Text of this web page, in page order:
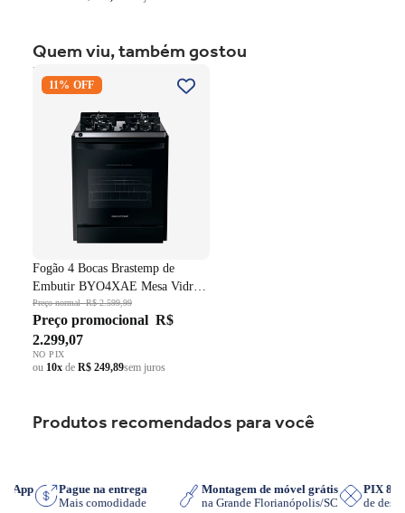
Quem viu, também gostou
Fogão 4 Bocas Brastemp de
Embutir BYO4XAE Mesa
Fundido Dupla Chama Preto
11% OFF
Fogão 4 Bocas Brastemp de
Embutir BYO4XAE Mesa Vidro
Grade em Ferro Fundido Dupla
Chama Preto Bivolt
Preço normalR$ 2.599,99
Preço promocional R$
2.299,07
NO PIX
ou 10x de R$ 249,89sem juros
Produtos recomendados para você
Pague na entrega
Mais comodidade
Montagem de móvel grátis
na Grande Florianópolis/SC
PIX
de